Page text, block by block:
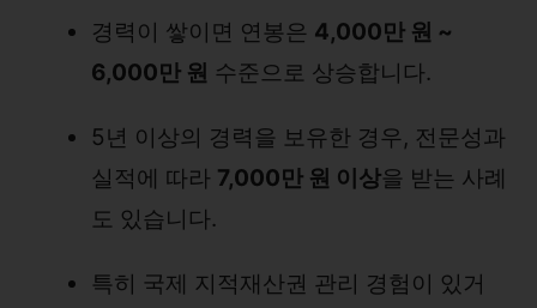
경력이 쌓이면 연봉은 4,000만 원 ~
6,000만 원 수준으로 상승합니다.
5년 이상의 경력을 보유한 경우, 전문성과
실적에 따라 7,000만 원 이상을 받는 사례
도 있습니다.
특히 국제 지적재산권 관리 경험이 있거